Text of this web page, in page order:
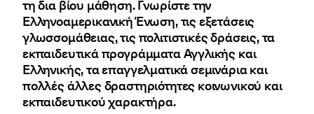
τη δια βίου μάθηση. Γνωρίστε την
Ελληνοαμερικανική Ένωση, τις εξετάσεις
γλωσσομάθειας, τις πολιτιστικές δράσεις, τα
εκπαιδευτικά προγράμματα Αγγλικής και
Ελληνικής, τα επαγγελματικά σεμινάρια και
πολλές άλλες δραστηριότητες κοινωνικού και
εκπαιδευτικού χαρακτήρα.